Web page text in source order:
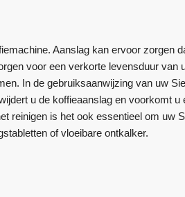
Aanslag kan ervoor zorgen
voor een verkorte levensduur van
In de gebruiksaanwijzing van uw
u de koffieaanslag en voorkomt u
reinigen is het ook essentieel om uw
of vloeibare ontkalker.